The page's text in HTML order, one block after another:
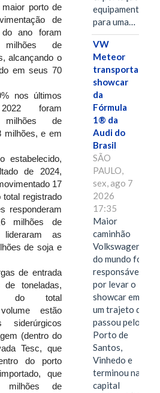
porto de
de
ano foram
milhões de
alcançando o
em seus 70
nos últimos
foram
milhões de
milhões, e em
estabelecido,
de 2024,
17
total registrado
responderam
milhões de
as
de soja e
de entrada
de toneladas,
do total
estão
siderúrgicos
(dentro do
Tesc, que
do porto
que
milhões de
equipamentos
para uma…
VW
Meteor
transporta
showcar
da
Fórmula
1® da
Audi do
Brasil
SÃO
PAULO,
sex, ago 7
2026
17:35
Maior
caminhão
Volkswagen
do mundo foi
responsável
por levar o
showcar em
um trajeto que
passou pelo
Porto de
Santos,
Vinhedo e
terminou na
capital